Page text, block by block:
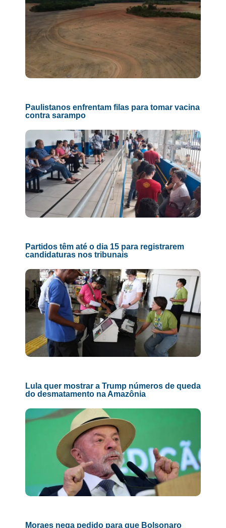
Paulistanos enfrentam filas para tomar vacina
contra sarampo
Partidos têm até o dia 15 para registrarem
candidaturas nos tribunais
Lula quer mostrar a Trump números de queda
do desmatamento na Amazônia
Moraes nega pedido para que Bolsonaro